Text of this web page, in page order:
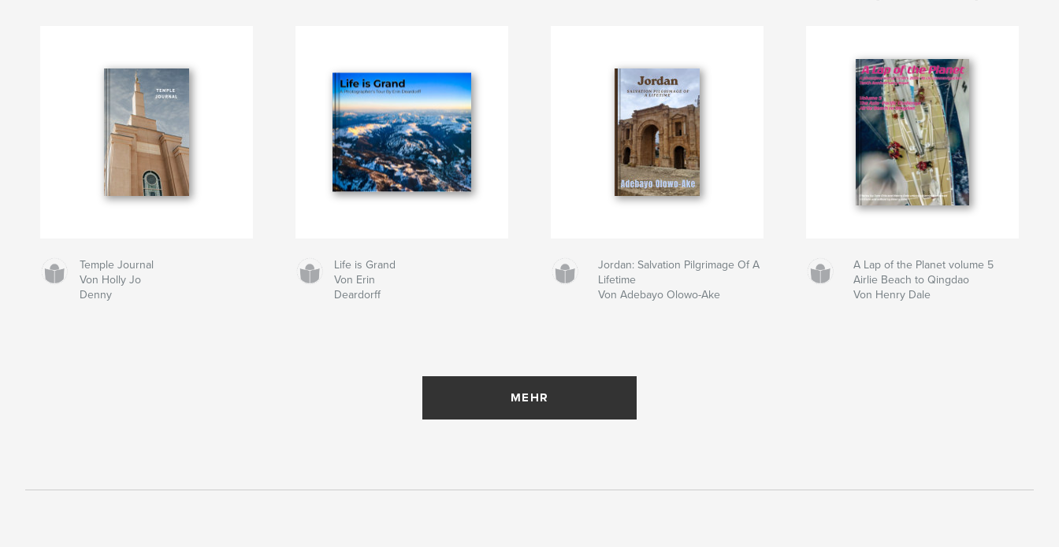
Temple Journal
Von Holly Jo
Denny
Life is Grand
Von Erin
Deardorff
Jordan: Salvation Pilgrimage Of A
Lifetime
Von Adebayo Olowo-Ake
A Lap of the Planet volume 5
Airlie Beach to Qingdao
Von Henry Dale
MEHR